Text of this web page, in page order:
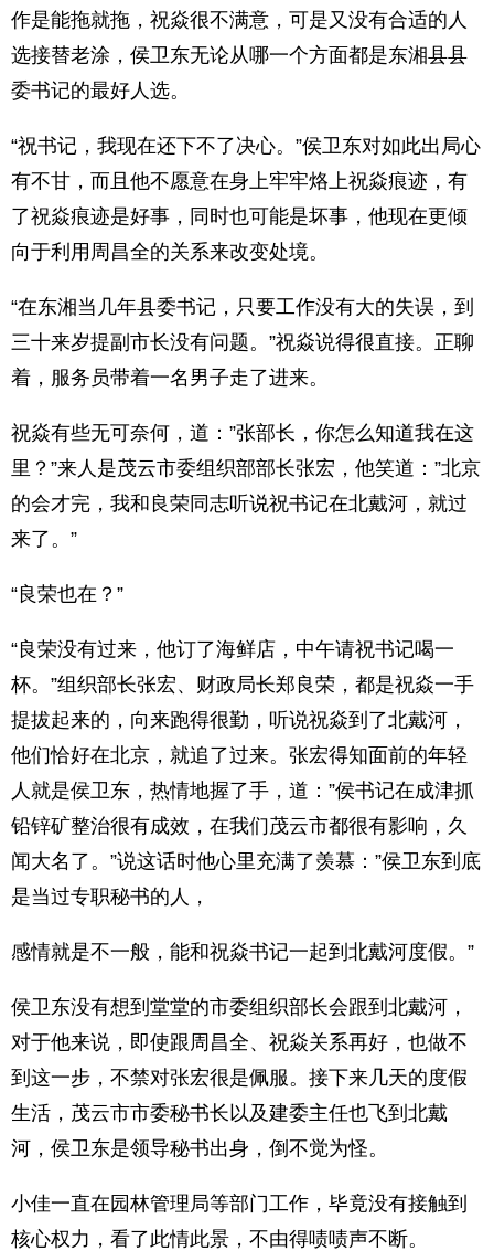
作是能拖就拖，祝焱很不满意，可是又没有合适的人
选接替老涂，侯卫东无论从哪一个方面都是东湘县县
委书记的最好人选。
“祝书记，我现在还下不了决心。”侯卫东对如此出局心
有不甘，而且他不愿意在身上牢牢烙上祝焱痕迹，有
了祝焱痕迹是好事，同时也可能是坏事，他现在更倾
向于利用周昌全的关系来改变处境。
“在东湘当几年县委书记，只要工作没有大的失误，到
三十来岁提副市长没有问题。”祝焱说得很直接。正聊
着，服务员带着一名男子走了进来。
祝焱有些无可奈何，道：”张部长，你怎么知道我在这
里？”来人是茂云市委组织部部长张宏，他笑道：”北京
的会才完，我和良荣同志听说祝书记在北戴河，就过
来了。”
“良荣也在？”
“良荣没有过来，他订了海鲜店，中午请祝书记喝一
杯。”组织部长张宏、财政局长郑良荣，都是祝焱一手
提拔起来的，向来跑得很勤，听说祝焱到了北戴河，
他们恰好在北京，就追了过来。张宏得知面前的年轻
人就是侯卫东，热情地握了手，道：”侯书记在成津抓
铅锌矿整治很有成效，在我们茂云市都很有影响，久
闻大名了。”说这话时他心里充满了羡慕：”侯卫东到底
是当过专职秘书的人，
感情就是不一般，能和祝焱书记一起到北戴河度假。”
侯卫东没有想到堂堂的市委组织部长会跟到北戴河，
对于他来说，即使跟周昌全、祝焱关系再好，也做不
到这一步，不禁对张宏很是佩服。接下来几天的度假
生活，茂云市市委秘书长以及建委主任也飞到北戴
河，侯卫东是领导秘书出身，倒不觉为怪。
小佳一直在园林管理局等部门工作，毕竟没有接触到
核心权力，看了此情此景，不由得啧啧声不断。